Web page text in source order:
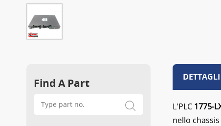
L'PLC 1775-
nello
Find A Part